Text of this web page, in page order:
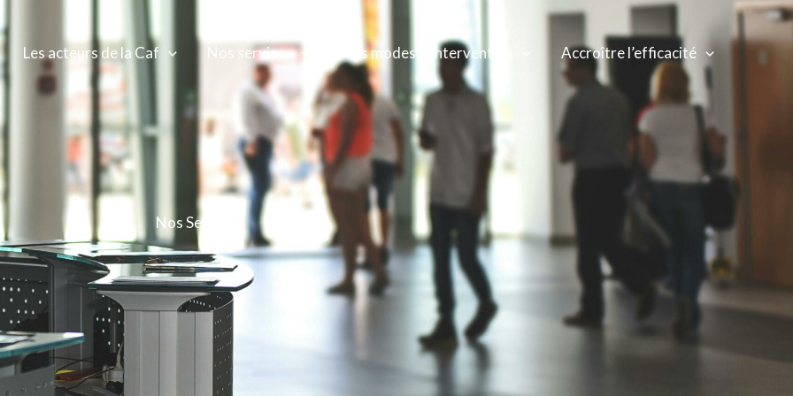
Les acteurs de la Caf Nos services Nos modes d’intervention Accroître l’efficacité
Nos Services